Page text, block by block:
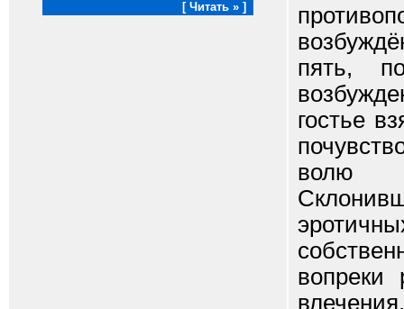
[ Читать » ]
пять,
гостье
волю
вопреки